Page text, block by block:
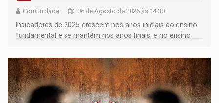
Comunidade 06 de Agosto de 2026 às 14:30
Indicadores de 2025 crescem nos anos iniciais do ensino
fundamental e se mantêm nos anos finais; e no ensino